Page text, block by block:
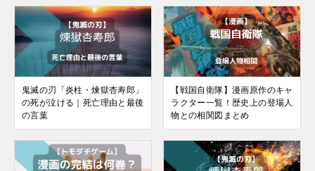
鬼滅の刃「炎柱・煉獄杏寿郎」
の死が泣ける｜死亡理由と最後
の言葉
【戦国自衛隊】漫画原作のキャ
ラクター一覧！歴史上の登場人
物との相関図まとめ